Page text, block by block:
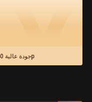
62 جودة عالية 1080p